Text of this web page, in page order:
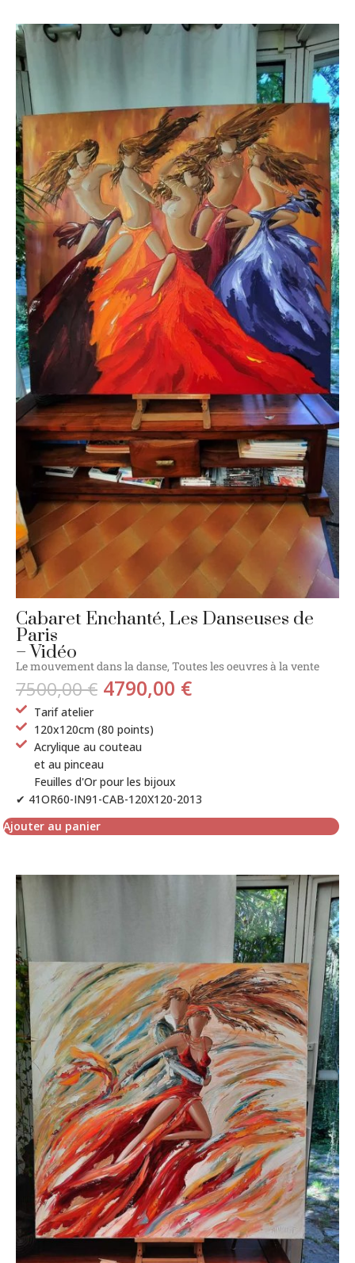
Cabaret Enchanté, Les Danseuses de
Paris
– Vidéo
Le mouvement dans la danse, Toutes les oeuvres à la vente
7500,00€ 4790,00 €
Tarif atelier
120x120cm (80 points)
Acrylique au couteau
et au pinceau
Feuilles d'Or pour les bijoux
✔ 41OR60-IN91-CAB-120X120-2013
Ajouter au panier